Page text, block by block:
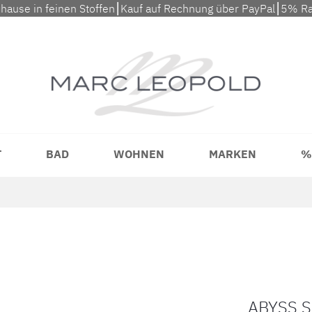
in feinen Stoffen⎮Kauf auf Rechnung über PayPal⎮5%
BAD WOHNEN MARKEN
ABYSS